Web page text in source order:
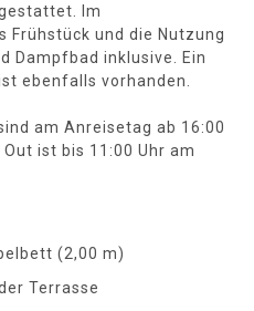
Im
Frühstück und die Nutzung
Dampfbad inklusive. Ein
ebenfalls vorhanden.
am Anreisetag ab 16:00
ist bis 11:00 Uhr am
(2,00 m)
Terrasse